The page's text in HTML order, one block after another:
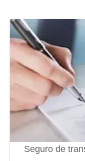
Seguro de